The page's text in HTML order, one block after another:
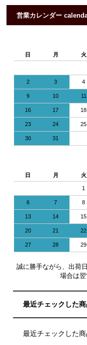
営業カレンダー
日 月 火
2 3 4
9 10 11
16 17 18
23 24 25
30 31
日 月 火
1
6 7 8
13 14 15
20 21 22
27 28 29
誠に勝手ながら、出荷
場合は翌
最近チェックした
最近チェックした商